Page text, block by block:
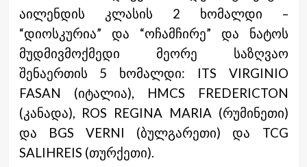
აილენდის კლასის 2 ხომალდი –
“დიოსკურია” და “ოჩამჩირე” და ნატოს
მუდმივმოქმედი მეორე საზღვაო
შენაერთის 5 ხომალდი: ITS VIRGINIO
FASAN (იტალია), HMCS FREDERICTON
(კანადა), ROS REGINA MARIA (რუმინეთი)
და BGS VERNI (ბულგარეთი) და TCG
SALIHREIS (თურქეთი).